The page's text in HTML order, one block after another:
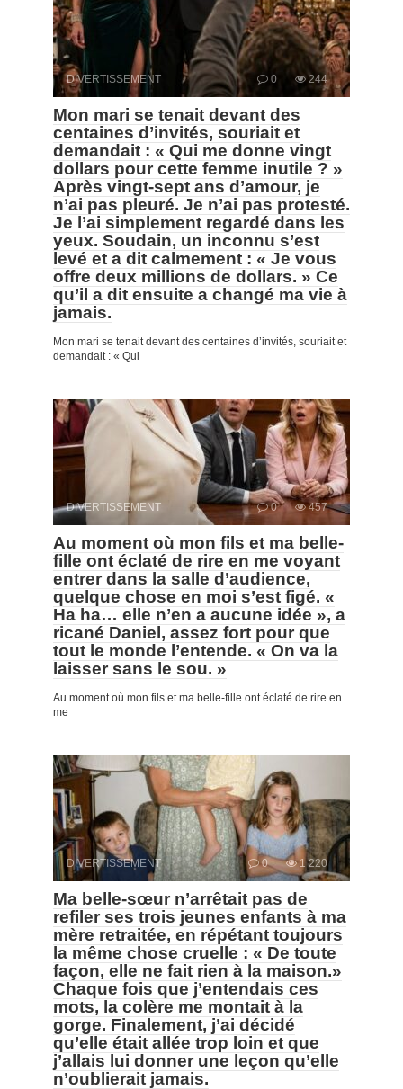
DIVERTISSEMENT 0 244
Mon mari se tenait devant des
centaines d’invités, souriait et
demandait : « Qui me donne vingt
dollars pour cette femme inutile ? »
Après vingt-sept ans d’amour, je
n’ai pas pleuré. Je n’ai pas protesté.
Je l’ai simplement regardé dans les
yeux. Soudain, un inconnu s’est
levé et a dit calmement : « Je vous
offre deux millions de dollars. » Ce
qu’il a dit ensuite a changé ma vie à
jamais.
Mon mari se tenait devant des centaines d’invités, souriait et
demandait : « Qui
DIVERTISSEMENT 0 457
Au moment où mon fils et ma belle-
fille ont éclaté de rire en me voyant
entrer dans la salle d’audience,
quelque chose en moi s’est figé. «
Ha ha… elle n’en a aucune idée », a
ricané Daniel, assez fort pour que
tout le monde l’entende. « On va la
laisser sans le sou. »
Au moment où mon fils et ma belle-fille ont éclaté de rire en
me
DIVERTISSEMENT 0 1 220
Ma belle-sœur n’arrêtait pas de
refiler ses trois jeunes enfants à ma
mère retraitée, en répétant toujours
la même chose cruelle : « De toute
façon, elle ne fait rien à la maison.»
Chaque fois que j’entendais ces
mots, la colère me montait à la
gorge. Finalement, j’ai décidé
qu’elle était allée trop loin et que
j’allais lui donner une leçon qu’elle
n’oublierait jamais.